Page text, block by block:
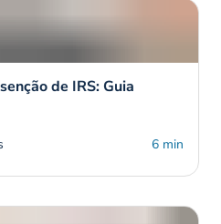
de IRS: Guia
6 min